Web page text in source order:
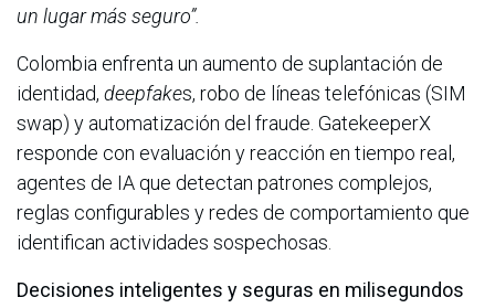
un lugar más seguro”.
Colombia enfrenta un aumento de suplantación de
identidad, deepfakes, robo de líneas telefónicas (SIM
swap) y automatización del fraude. GatekeeperX
responde con evaluación y reacción en tiempo real,
agentes de IA que detectan patrones complejos,
reglas configurables y redes de comportamiento que
identifican actividades sospechosas.
Decisiones inteligentes y seguras en milisegundos